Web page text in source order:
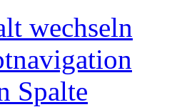
wechseln
Spalte